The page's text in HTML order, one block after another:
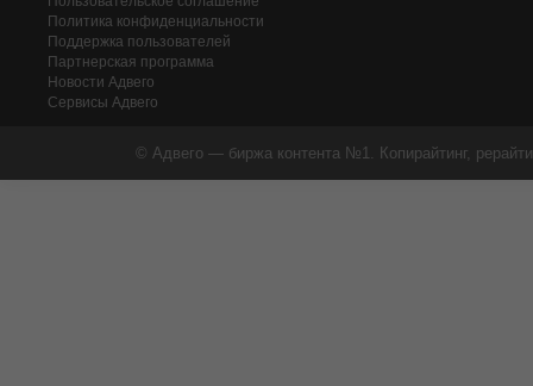
Политика конфиденциальности
Поддержка пользователей
Партнерская программа
Новости Адвего
Сервисы Адвего
© Адвего — биржа контента №1. Копирайтинг,